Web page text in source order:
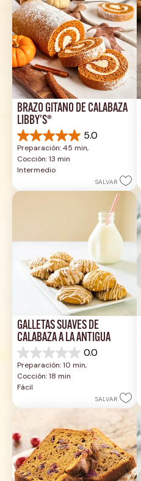
BRAZO GITANO DE CALABAZA
LIBBY'S®
5.0
5.0
de
5
estrellas.
reseña
Preparación: 45 min,
Cocción: 13 min
Intermedio
SALVAR
GALLETAS SUAVES DE
CALABAZA A LA ANTIGUA
0.0
0.0
de
5
estrellas.
Preparación: 10 min,
Cocción: 18 min
Fácil
SALVAR